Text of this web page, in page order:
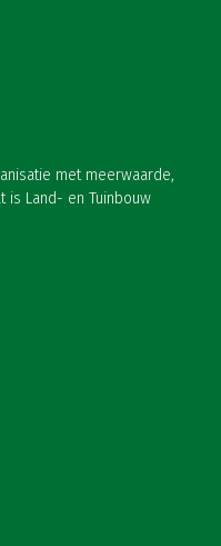
met meerwaarde,
Land- en Tuinbouw